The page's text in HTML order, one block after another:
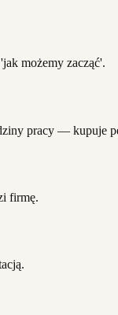
możemy zacząć'.
pracy — kupuje
firmę.